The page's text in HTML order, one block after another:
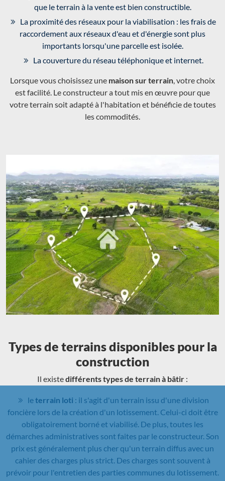
que le terrain à la vente est bien constructible.
La proximité des réseaux pour la viabilisation : les frais de
raccordement aux réseaux d'eau et d'énergie sont plus
importants lorsqu'une parcelle est isolée.
La couverture du réseau téléphonique et internet.
Lorsque vous choisissez une maison sur terrain , votre choix
est facilité. Le constructeur a tout mis en œuvre pour que
votre terrain soit adapté à l'habitation et bénéficie de toutes
les commodités.
Types de terrains disponibles pour la
construction
Il existedifférents types de terrain à bâtir :
leterrain loti : il s'agit d'un terrain issu d'une division
foncière lors de la création d'un lotissement. Celui-ci doit être
obligatoirement borné et viabilisé. De plus, toutes les
démarches administratives sont faites par le constructeur. Son
prix est généralement plus cher qu'un terrain diffus avec un
cahier des charges plus strict. Des charges sont souvent à
prévoir pour l'entretien des parties communes du lotissement.